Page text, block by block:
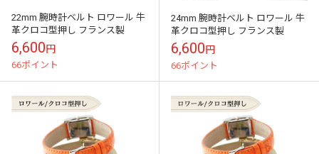
22mm 腕時計ベルト ロワール 牛
革クロコ型押し フランス製
6,600円
66ポイント
24mm 腕時計ベルト ロワール 牛
革クロコ型押し フランス製
6,600円
66ポイント